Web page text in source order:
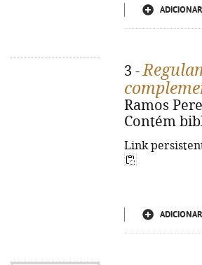
3 -
Ramos
Contém
Link